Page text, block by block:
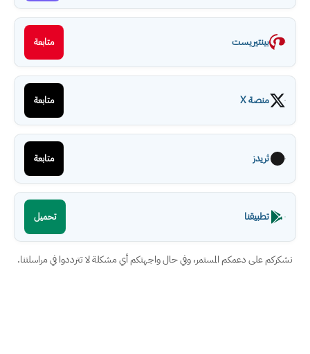
بينتيريست متابعة
منصة X متابعة
ثريدز متابعة
تطبيقنا تحميل
نشكركم على دعمكم المستمر، وفي حال واجهتكم أي مشكلة لا تترددوا في مراسلتنا.